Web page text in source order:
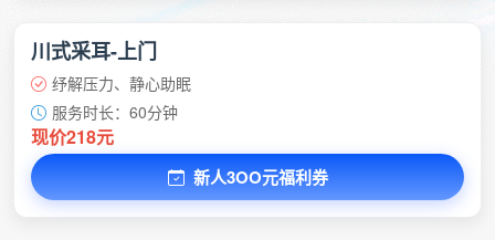
川式采耳-上门
纾解压力、静心助眠
服务时长：60分钟
现价218元
新人3OO元福利券